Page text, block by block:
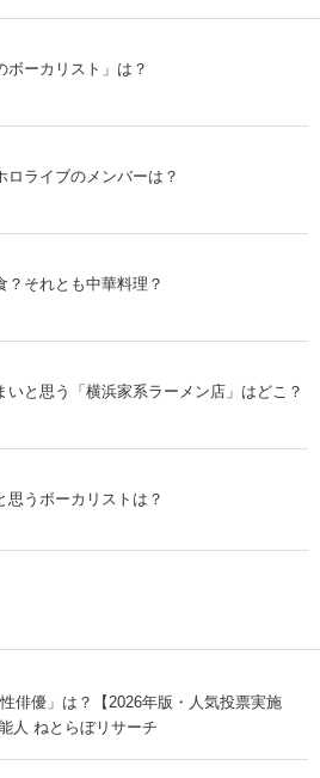
ボーカリスト」は？
ロライブのメンバーは？
？それとも中華料理？
いと思う「横浜家系ラーメン店」はどこ？
思うボーカリストは？
俳優」は？【2026年版・人気投票実施
人 ねとらぼリサーチ